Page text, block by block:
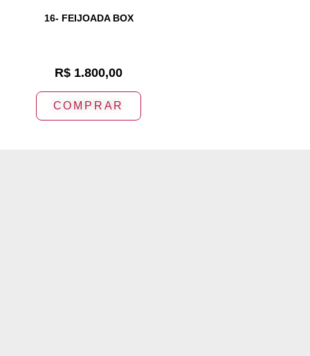
16- FEIJOADA BOX
R$ 1.800,00
COMPRAR